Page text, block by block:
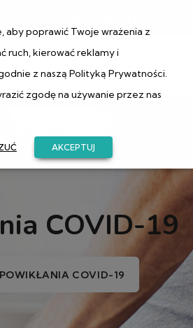
COVID-19
POWIKŁANIA COVID-19
aby poprawić Twoje wrażenia z
ruch, kierować reklamy i
z naszą Polityką Prywatności.
zgodę na używanie przez nas
AKCEPTUJ